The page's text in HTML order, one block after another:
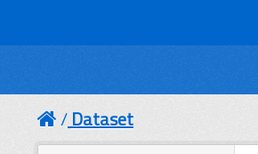
Dataset